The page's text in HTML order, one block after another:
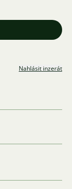
Nahlásit inzerát